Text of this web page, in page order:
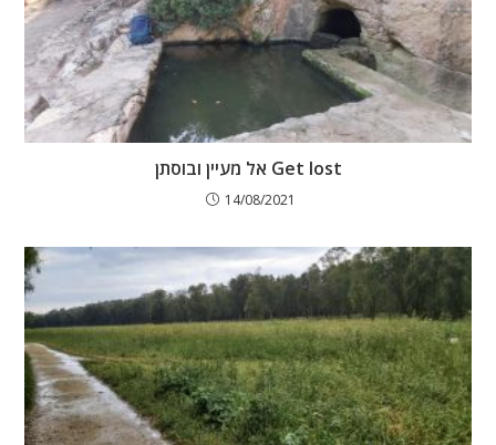
Get lost אל מעיין ובוסתן
14/08/2021